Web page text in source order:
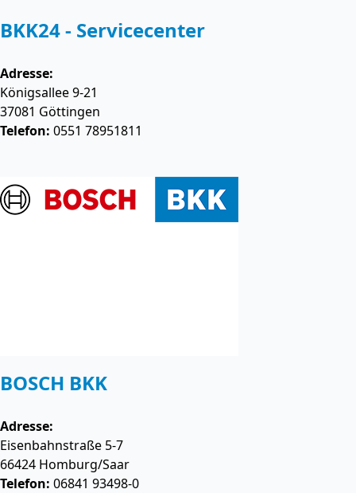
BKK24 - Servicecenter
Adresse:
Königsallee 9-21
37081 Göttingen
Telefon: 0551 78951811
BOSCH BKK
Adresse:
Eisenbahnstraße 5-7
66424 Homburg/Saar
Telefon: 06841 93498-0